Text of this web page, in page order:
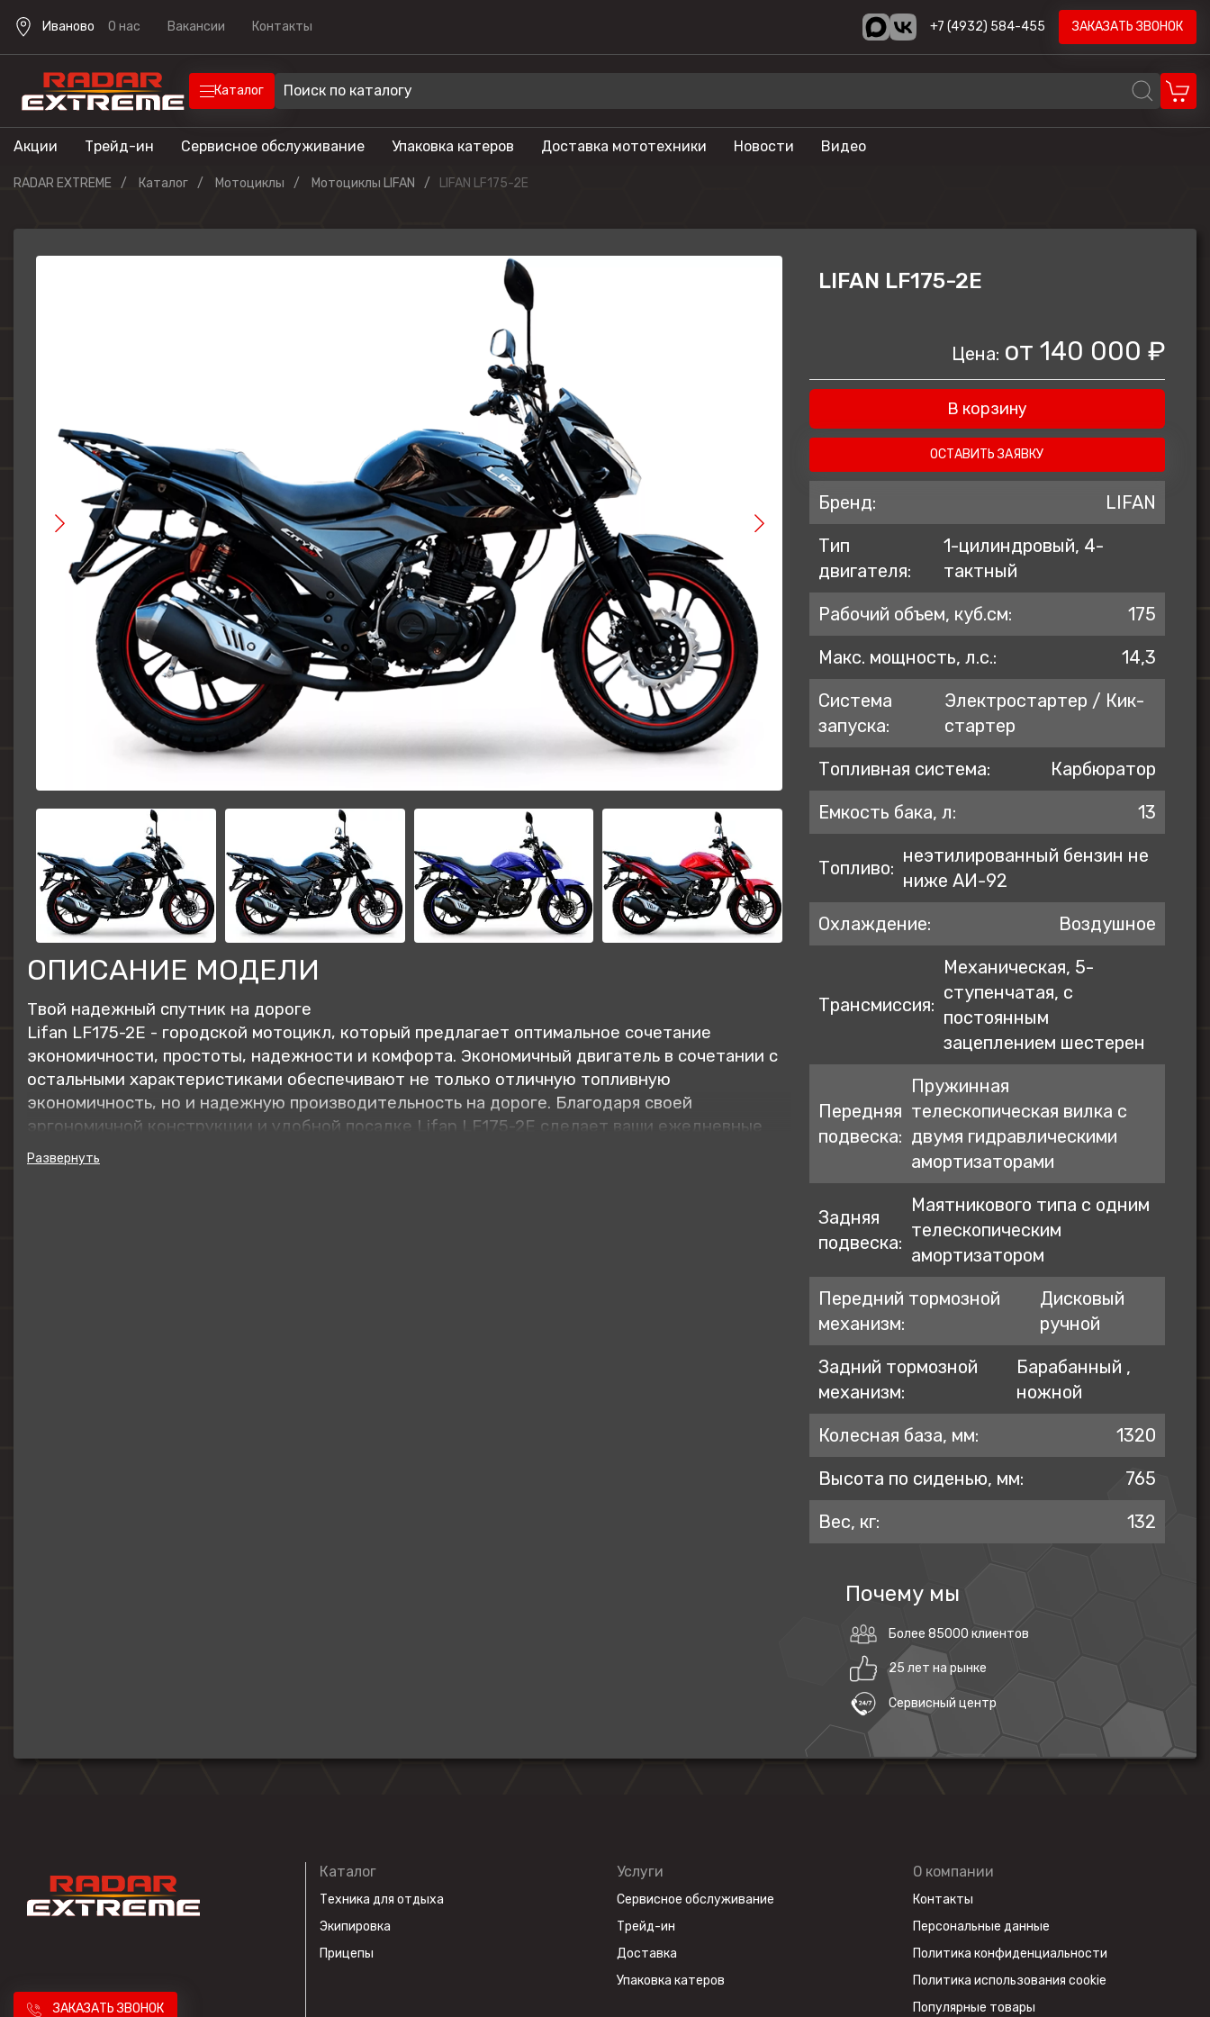
Иваново О нас Вакансии Контакты +7 (4932) 584-455 ЗАКАЗАТЬ ЗВОНОК
Каталог
Техника для отдыха
Экипировка
Техника для отдыха
Квадроциклы
Гидроциклы
Мотовездеходы
Моторные лодки
Туристические
мотоциклы
Phoenix
Volzhanka
STELS
CYCLONE
AVANTIS
BSE
KEWS
LIFAN
PROGASI
BIZON
BRP
Gladiator
Regulmoto
Акции Трейд-ин Сервисное обслуживание Упаковка катеров Доставка мототехники Новости Видео
RADAR EXTREME Каталог Мотоциклы Мотоциклы LIFAN LIFAN LF175-2Е
ОПИСАНИЕ МОДЕЛИ
Твой надежный спутник на дороге
Lifan LF175-2E - городской мотоцикл, который предлагает оптимальное сочетание
экономичности, простоты, надежности и комфорта. Экономичный двигатель в сочетании с
остальными характеристиками обеспечивают не только отличную топливную
экономичность, но и надежную производительность на дороге. Благодаря своей
эргономичной конструкции и удобной посадке Lifan LF175-2E сделает ваши ежедневные
поездки легкими и комфортными.
LIFAN LF175-2Е
Цена: от 140 000 ₽
В корзину
ОСТАВИТЬ ЗАЯВКУ
Бренд:
LIFAN
Тип
двигателя:
1-цилиндровый, 4-
тактный
Рабочий объем, куб.см:
175
Макс. мощность, л.с.:
14,3
Система
запуска:
Электростартер / Кик-
стартер
Топливная система:
Карбюратор
Емкость бака, л:
13
Топливо:
неэтилированный бензин не
ниже АИ-92
Охлаждение:
Воздушное
Трансмиссия:
Механическая, 5-
ступенчатая, с
постоянным
зацеплением шестерен
Передняя
подвеска:
Пружинная
телескопическая вилка с
двумя гидравлическими
амортизаторами
Задняя
подвеска:
Маятникового типа с одним
телескопическим
амортизатором
Передний тормозной
механизм:
Дисковый
ручной
Задний тормозной
механизм:
Барабанный ,
ножной
Колесная база, мм:
1320
Высота по сиденью, мм:
765
Вес, кг:
132
Почему мы
Более 85000 клиентов
25 лет на рынке
Сервисный центр
ЗАКАЗАТЬ ЗВОНОК
Каталог
Техника для отдыха
Экипировка
Прицепы
Услуги
Сервисное обслуживание
Трейд-ин
Доставка
Упаковка катеров
О компании
Контакты
Персональные данные
Политика конфиденциальности
Политика использования cookie
Популярные товары